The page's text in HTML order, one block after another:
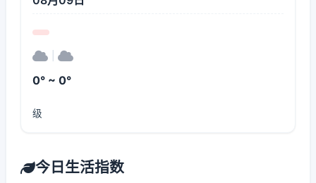
0° ~ 0°
级
今日生活指数